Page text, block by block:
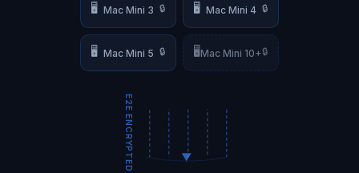
🖥️ Mac Mini 3 🔒 🖥️ Mac Mini 4 🔒
🖥️ Mac Mini 5 🔒 🖥️Mac Mini 10+🔒
E2E ENCRYPTED